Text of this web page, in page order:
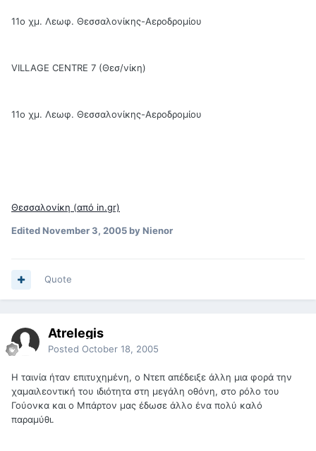
11ο χμ. Λεωφ. Θεσσαλονίκης-Αεροδρομίου
VILLAGE CENTRE 7 (Θεσ/νίκη)
11ο χμ. Λεωφ. Θεσσαλονίκης-Αεροδρομίου
Θεσσαλονίκη (από in.gr)
EditedNovember 3, 2005by Nienor
Quote
Atrelegis
Posted October 18, 2005
Η ταινία ήταν επιτυχημένη, ο Ντεπ απέδειξε άλλη μια φορά την
χαμαιλεοντική του ιδιότητα στη μεγάλη οθόνη, στο ρόλο του
Γούονκα και ο Μπάρτον μας έδωσε άλλο ένα πολύ καλό
παραμύθι.